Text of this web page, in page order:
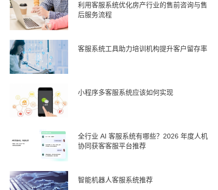
利用客服系统优化房产行业的售前咨询与售
后服务流程
客服系统工具助力培训机构提升客户留存率
小程序多客服系统应该如何实现
全行业 AI 客服系统有哪些？2026 年度人机
协同获客客服平台推荐
智能机器人客服系统推荐